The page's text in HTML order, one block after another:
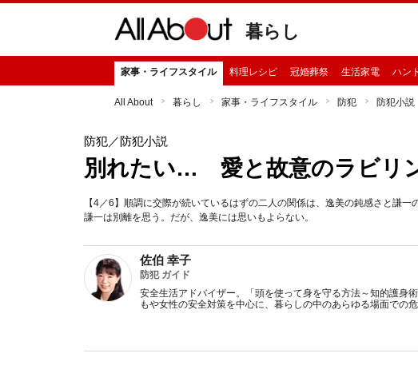
暮らし
家事・ライフスタイル 料理レシピ 冠婚葬祭 生活家電 ハン
All About 暮らし 家事・ライフスタイル 防犯 防犯小説
防犯／防犯小説
別れたい… 愛と故意のラビリ
【4／6】順調に交際が続いているはずの二人の関係は、逸美の鈍感さと謙
謙一は別離を思う。だが、逸美には思いもよらない。
佐伯 幸子
防犯 ガイド
安全生活アドバイザー。「頭を使って身を守る方法～知的護身
もや女性の安全対策を中心に、暮らしの中のあらゆる場面での